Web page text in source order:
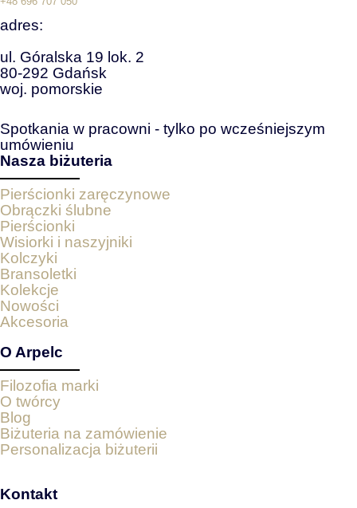
adres:
ul. Góralska 19 lok. 2
80-292 Gdańsk
woj. pomorskie
Spotkania w pracowni - tylko po wcześniejszym
umówieniu
Nasza biżuteria
Pierścionki zaręczynowe
Obrączki ślubne
Pierścionki
Wisiorki i naszyjniki
Kolczyki
Bransoletki
Kolekcje
Nowości
Akcesoria
O Arpelc
Filozofia marki
O twórcy
Blog
Biżuteria na zamówienie
Personalizacja biżuterii
Kontakt